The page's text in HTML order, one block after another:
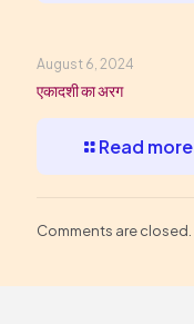
August 6, 2024
एकादशी का अरग
Read more
Comments are closed.